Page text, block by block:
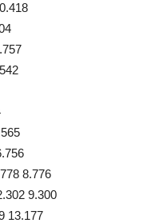
8.776
9.300
13.177